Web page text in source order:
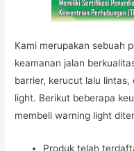
Kami merupakan sebuah
keamanan jalan
barrier, kerucut lalu
light. Berikut beberapa
membeli warning light
Produk telah